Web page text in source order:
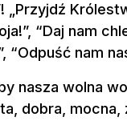
„Przyjdź
“Daj nam
“Odpuść nam
nasza wolna
dobra, mocna,